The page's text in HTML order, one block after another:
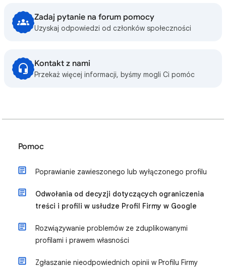
Zadaj pytanie na forum pomocy
Uzyskaj odpowiedzi od członków społeczności
Kontakt z nami
Przekaż więcej informacji, byśmy mogli Ci pomóc
Pomoc
Poprawianie zawieszonego lub wyłączonego profilu
Odwołania od decyzji dotyczących ograniczenia
treści i profili w usłudze Profil Firmy w Google
Rozwiązywanie problemów ze zduplikowanymi
profilami i prawem własności
Zgłaszanie nieodpowiednich opinii w Profilu Firmy